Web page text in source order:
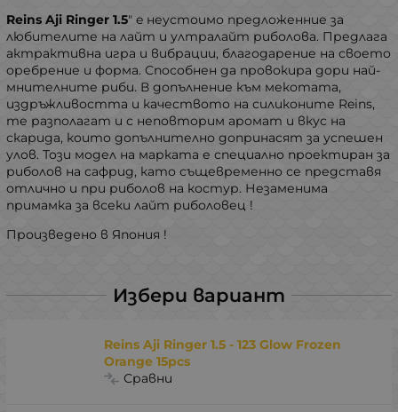
Reins Aji Ringer 1.5" e неустоимо предложенние за
любителите на лайт и ултралайт риболова. Предлага
актрактивна игра и вибрации, благодарение на своето
оребрение и форма. Способнен да провокира дори най-
мнителните риби. В допълнение към мекотата,
издръжливостта и качеството на силиконите Reins,
те разполагат и с неповторим аромат и вкус на
скарида, които допълнително допринасят за успешен
улов. Този модел на марката е специално проектиран за
риболов на сафрид, като същевременно се представя
отлично и при риболов на костур. Незаменима
примамка за всеки лайт риболовец !
Произведено в Япония !
Избери вариант
Reins Aji Ringer 1.5 - 123 Glow Frozen
Orange 15pcs
Сравни